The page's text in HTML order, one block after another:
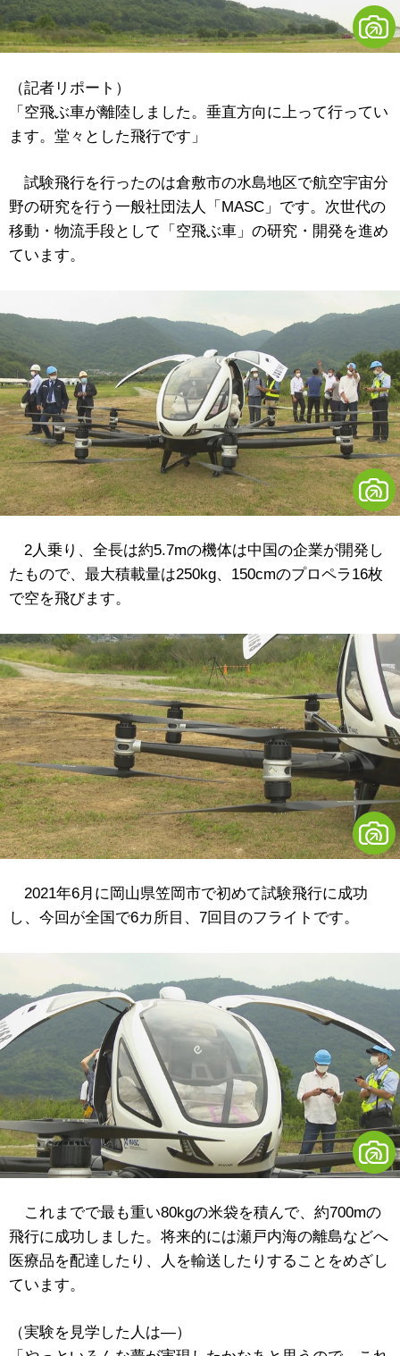
（記者リポート）
「空飛ぶ車が離陸しました。垂直方向に上って行ってい
ます。堂々とした飛行です」
試験飛行を行ったのは倉敷市の水島地区で航空宇宙分
野の研究を行う一般社団法人「MASC」です。次世代の
移動・物流手段として「空飛ぶ車」の研究・開発を進め
ています。
2人乗り、全長は約5.7mの機体は中国の企業が開発し
たもので、最大積載量は250kg、150cmのプロペラ16枚
で空を飛びます。
2021年6月に岡山県笠岡市で初めて試験飛行に成功
し、今回が全国で6カ所目、7回目のフライトです。
これまでで最も重い80kgの米袋を積んで、約700mの
飛行に成功しました。将来的には瀬戸内海の離島などへ
医療品を配達したり、人を輸送したりすることをめざし
ています。
（実験を見学した人は―）